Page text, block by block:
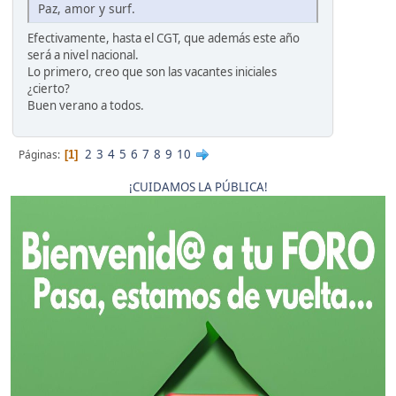
Paz, amor y surf.
Efectivamente, hasta el CGT, que además este año
será a nivel nacional.
Lo primero, creo que son las vacantes iniciales
¿cierto?
Buen verano a todos.
Páginas 1 2 3 4 5 6 7 8 9 10
¡CUIDAMOS LA PÚBLICA!